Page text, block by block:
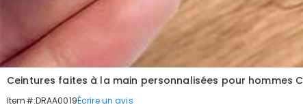
Ceintures faites à la main personnalisées pour hommes
Item#:DRAA0019Écrire un avis